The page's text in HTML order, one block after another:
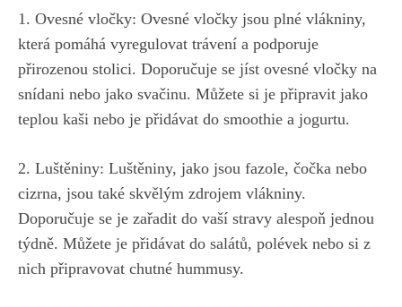
1. Ovesné vločky: Ovesné vločky jsou plné vlákniny,
která pomáhá vyregulovat trávení a podporuje
přirozenou stolici. Doporučuje se jíst ovesné vločky na
snídani nebo jako svačinu. Můžete si je připravit jako
teplou kaši nebo je přidávat do smoothie a jogurtu.
2. Luštěniny: Luštěniny, jako jsou fazole, čočka nebo
cizrna, jsou také skvělým zdrojem vlákniny.
Doporučuje se je zařadit do vaší stravy alespoň jednou
týdně. Můžete je přidávat do salátů, polévek nebo si z
nich připravovat chutné hummusy.